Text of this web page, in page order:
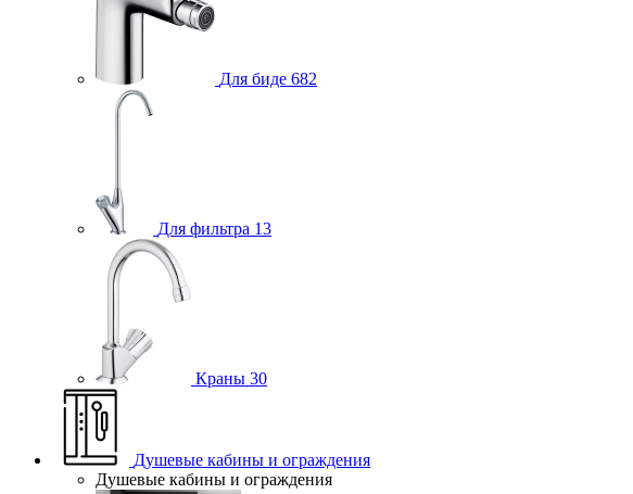
Для биде 682
Для фильтра 13
Краны 30
Душевые кабины и ограждения
Душевые кабины и ограждения